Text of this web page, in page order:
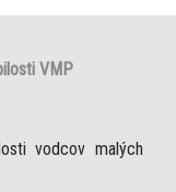
VMP
vodcov malých